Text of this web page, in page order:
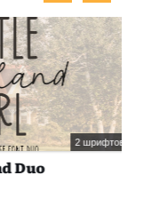
2 шрифтов